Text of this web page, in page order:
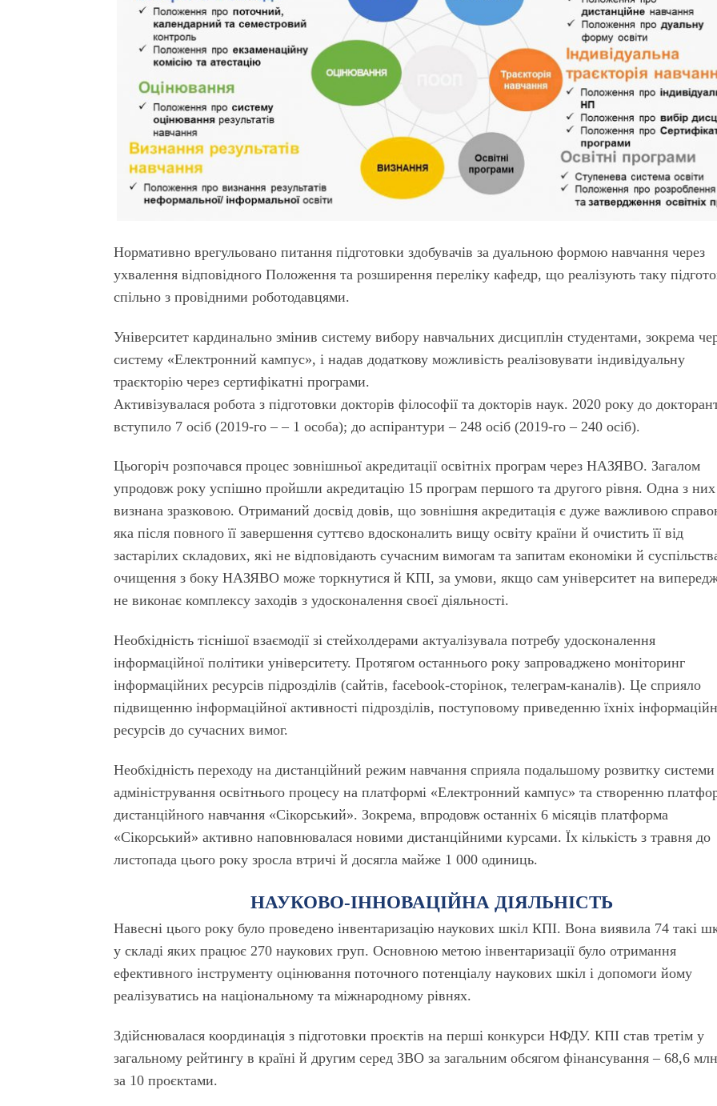
Нормативно врегульовано питання підготовки здобувачів за дуальною формою навчання через
ухвалення відповідного Положення та розширення переліку кафедр, що реалізують таку
спільно з провідними роботодавцями.
Університет кардинально змінив систему вибору навчальних дисциплін студентами, зокрема
систему «Електронний кампус», і надав додаткову можливість реалізовувати індивідуальну
траєкторію через сертифікатні програми.
Активізувалася робота з підготовки докторів філософії та докторів наук. 2020 року до
вступило 7 осіб (2019-го – – 1 особа); до аспірантури – 248 осіб (2019-го – 240 осіб).
Цьогоріч розпочався процес зовнішньої акредитації освітніх програм через НАЗЯВО. Загалом
упродовж року успішно пройшли акредитацію 15 програм першого та другого рівня. Одна з них
визнана зразковою. Отриманий досвід довів, що зовнішня акредитація є дуже важливою
яка після повного її завершення суттєво вдосконалить вищу освіту країни й очистить її від
застарілих складових, які не відповідають сучасним вимогам та запитам економіки й
очищення з боку НАЗЯВО може торкнутися й КПІ, за умови, якщо сам університет на
не виконає комплексу заходів з удосконалення своєї діяльності.
Необхідність тіснішої взаємодії зі стейхолдерами актуалізувала потребу удосконалення
інформаційної політики університету. Протягом останнього року запроваджено моніторинг
інформаційних ресурсів підрозділів (сайтів, facebook-сторінок, телеграм-каналів). Це сприяло
підвищенню інформаційної активності підрозділів, поступовому приведенню їхніх
ресурсів до сучасних вимог.
Необхідність переходу на дистанційний режим навчання сприяла подальшому розвитку системи
адміністрування освітнього процесу на платформі «Електронний кампус» та створенню
дистанційного навчання «Сікорський». Зокрема, впродовж останніх 6 місяців платформа
«Сікорський» активно наповнювалася новими дистанційними курсами. Їх кількість з травня до
листопада цього року зросла втричі й досягла майже 1 000 одиниць.
НАУКОВО-ІННОВАЦІЙНА ДІЯЛЬНІСТЬ
Навесні цього року було проведено інвентаризацію наукових шкіл КПІ. Вона виявила 74 такі
у складі яких працює 270 наукових груп. Основною метою інвентаризації було отримання
ефективного інструменту оцінювання поточного потенціалу наукових шкіл і допомоги йому
реалізуватись на національному та міжнародному рівнях.
Здійснювалася координація з підготовки проєктів на перші конкурси НФДУ. КПІ став третім у
загальному рейтингу в країні й другим серед ЗВО за загальним обсягом фінансування – 68,6
за 10 проєктами.